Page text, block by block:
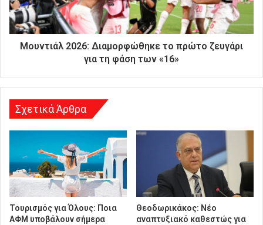
δ
ι
ν
Μουντιάλ 2026: Διαμορφώθηκε το πρώτο ζευγάρι
για τη φάση των «16»
Σχετικά Άρθρα
Τουρισμός για Όλους: Ποια
ΑΦΜ υποβάλουν σήμερα
Θεοδωρικάκος: Νέο
αναπτυξιακό καθεστώς για